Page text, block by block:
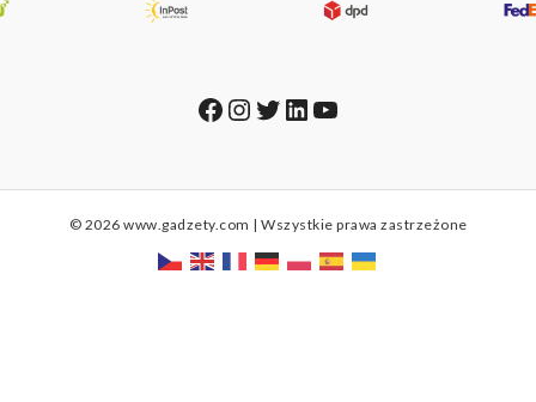
Facebook
Instagram
Twitter
LinkedIn
YouTube
© 2026 www.gadzety.com | Wszystkie prawa zastrzeżone